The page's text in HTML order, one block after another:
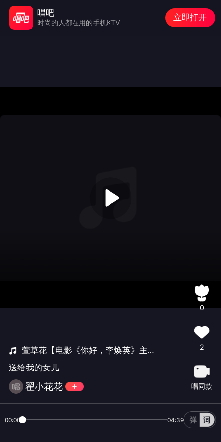
萱草花【电影《你好，李焕英》主题曲】
送给我的女儿
翟小花花
0
2
唱同款
00:00 04:39
唱吧
时尚的人都在用的手机KTV
立即打开